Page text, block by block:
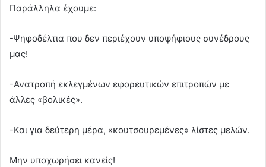
Παράλληλα έχουμε:
-Ψηφοδέλτια που δεν περιέχουν υποψήφιους συνέδρους
μας!
-Ανατροπή εκλεγμένων εφορευτικών επιτροπών με
άλλες «βολικές».
-Και για δεύτερη μέρα, «κουτσουρεμένες» λίστες μελών.
Μην υποχωρήσει κανείς!